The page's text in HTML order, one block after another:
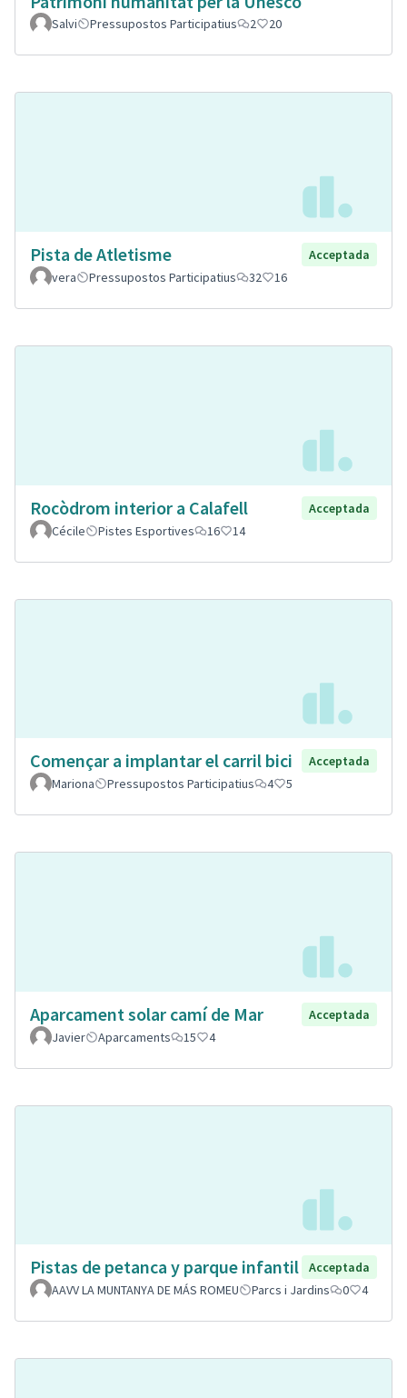
Salvi Pressupostos Participatius 2 20
Pista de Atletisme
Acceptada
vera
Pressupostos Participatius 32 16
Rocòdrom interior a Calafell
Acceptada
Cécile
Pistes Esportives 16 14
Començar a implantar el carril bici
Acceptada
Mariona
Pressupostos Participatius 4 5
Aparcament solar camí de Mar
Acceptada
Javier
Aparcaments 15 4
Pistas de petanca y parque infantil
Acceptada
AAVV LA MUNTANYA DE MÁS ROMEU
Parcs i Jardins 0 4